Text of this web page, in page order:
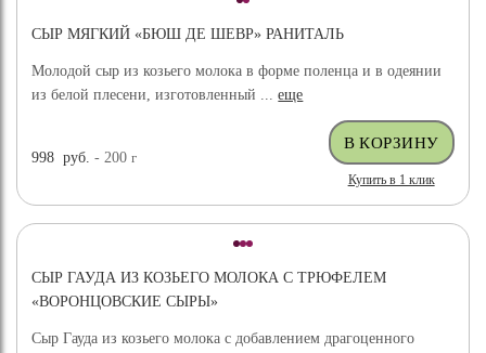
СЫР МЯГКИЙ «БЮШ ДЕ ШЕВР» РАНИТАЛЬ
Молодой сыр из козьего молока в форме поленца и в одеянии
из белой плесени, изготовленный ...еще
998 руб. - 200г
Купить в 1 клик
СЫР ГАУДА ИЗ КОЗЬЕГО МОЛОКА С ТРЮФЕЛЕМ
«ВОРОНЦОВСКИЕ СЫРЫ»
Сыр Гауда из козьего молока с добавлением драгоценного